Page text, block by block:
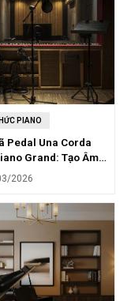
PIANO
Pedal Una Corda
Grand: Tạo Âm
Mại
2026